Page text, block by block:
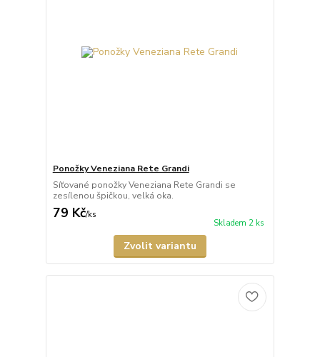
Ponožky Veneziana Rete Grandi
Síťované ponožky Veneziana Rete Grandi se
zesílenou špičkou, velká oka.
79 Kč/ks
Skladem 2 ks
Zvolit variantu